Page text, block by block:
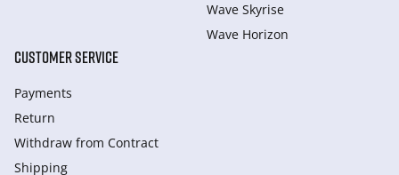
Wave Skyrise
Wave Horizon
CUSTOMER SERVICE
Payments
Return
Withdraw from Сontract
Shipping